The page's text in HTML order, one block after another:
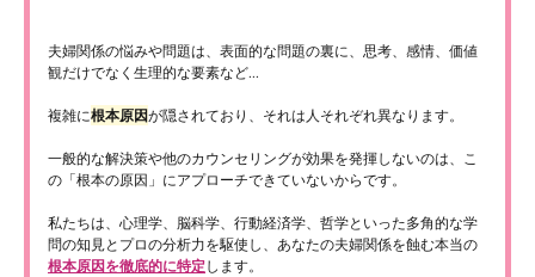
夫婦関係の悩みや問題は、表面的な問題の裏に、思考、感情、価値
観だけでなく生理的な要素など...
複雑に根本原因が隠されており、それは人それぞれ異なります。
一般的な解決策や他のカウンセリングが効果を発揮しないのは、こ
の「根本の原因」にアプローチできていないからです。
私たちは、心理学、脳科学、行動経済学、哲学といった多角的な学
問の知見とプロの分析力を駆使し、あなたの夫婦関係を蝕む本当の
根本原因を徹底的に特定します。